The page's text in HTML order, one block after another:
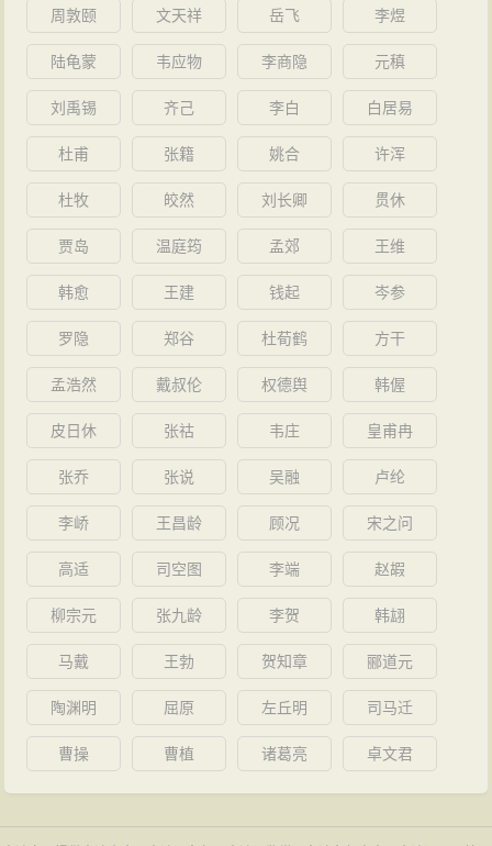
周敦颐 文天祥 岳飞 李煜
陆龟蒙 韦应物 李商隐 元稹
刘禹锡 齐己 李白 白居易
杜甫 张籍 姚合 许浑
杜牧 皎然 刘长卿 贯休
贾岛 温庭筠 孟郊 王维
韩愈 王建 钱起 岑参
罗隐 郑谷 杜荀鹤 方干
孟浩然 戴叔伦 权德舆 韩偓
皮日休 张祜 韦庄 皇甫冉
张乔 张说 吴融 卢纶
李峤 王昌龄 顾况 宋之问
高适 司空图 李端 赵嘏
柳宗元 张九龄 李贺 韩翃
马戴 王勃 贺知章 郦道元
陶渊明 屈原 左丘明 司马迁
曹操 曹植 诸葛亮 卓文君